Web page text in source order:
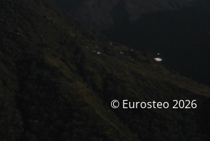
© Eurosteo 2026